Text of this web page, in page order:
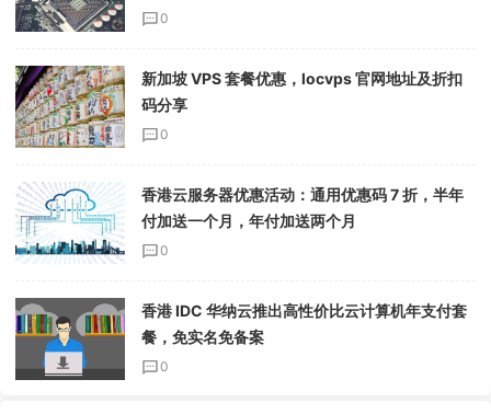
0
新加坡 VPS 套餐优惠，locvps 官网地址及折扣
码分享
0
香港云服务器优惠活动：通用优惠码 7 折，半年
付加送一个月，年付加送两个月
0
香港 IDC 华纳云推出高性价比云计算机年支付套
餐，免实名免备案
0